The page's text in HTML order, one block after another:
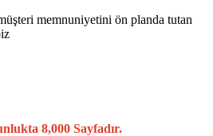
memnuniyetini ön planda tutan
8,000 Sayfadır.